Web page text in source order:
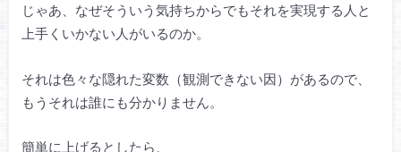
じゃあ、なぜそういう気持ちからでもそれを実現する人と
上手くいかない人がいるのか。
それは色々な隠れた変数（観測できない因）があるので、
もうそれは誰にも分かりません。
簡単に上げるとしたら、